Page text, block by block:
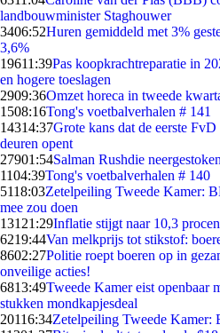
landbouwminister Staghouwer
3406:52Huren gemiddeld met 3%
3,6%
19611:39Pas koopkrachtreparatie in
en hogere toeslagen
2909:36Omzet horeca in tweede
1508:16Tong's voetbalverhalen # 141
14314:37Grote kans dat de eerste
deuren opent
27901:54Salman Rushdie neergestoken
1104:39Tong's voetbalverhalen # 140
5118:03Zetelpeiling Tweede Kamer:
mee zou doen
131 21:29Inflatie stijgt naar 10,3
6219:44Van melkprijs tot stikstof:
8602:27Politie roept boeren op in
onveilige acties!
6813:49Tweede Kamer eist openbaar
stukken mondkapjesdeal
20116:34Zetelpeiling Tweede